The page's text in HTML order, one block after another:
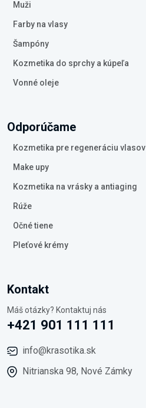
Muži
Farby na vlasy
Šampóny
Kozmetika do sprchy a kúpeľa
Vonné oleje
Odporúčame
Kozmetika pre regeneráciu vlasov
Make upy
Kozmetika na vrásky a antiaging
Rúže
Očné tiene
Pleťové krémy
Kontakt
Máš otázky? Kontaktuj nás
+421 901 111 111
info@krasotika.sk
Nitrianska 98, Nové Zámky